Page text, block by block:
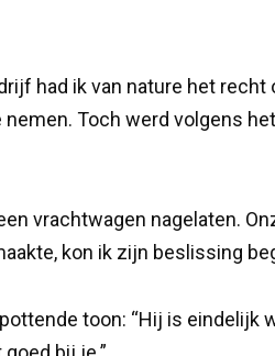
had ik van nature het recht
Toch werd volgens
vrachtwagen nagelaten.
kon ik zijn beslissing
toon: “Hij is eindelijk